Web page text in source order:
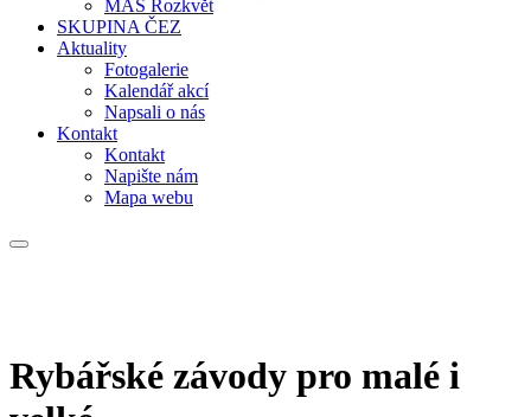
MAS Rozkvět
SKUPINA ČEZ
Aktuality
Fotogalerie
Kalendář akcí
Napsali o nás
Kontakt
Kontakt
Napište nám
Mapa webu
Rybářské závody pro malé i